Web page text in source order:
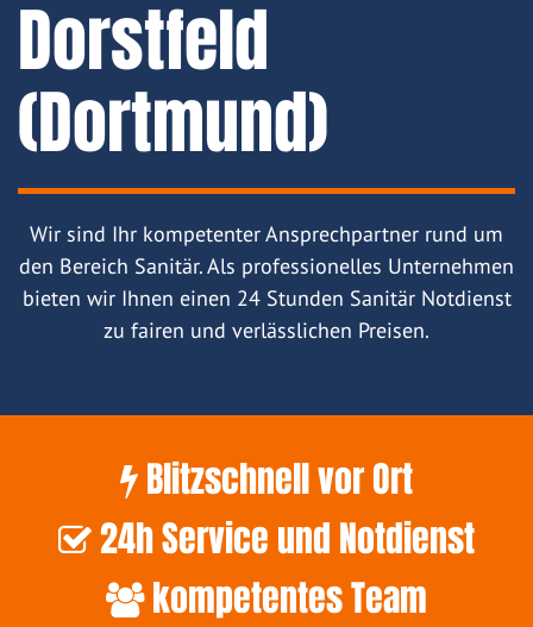
Dorstfeld
(Dortmund)
Wir sind Ihr kompetenter Ansprechpartner rund um
den Bereich Sanitär. Als professionelles Unternehmen
bieten wir Ihnen einen 24 Stunden Sanitär Notdienst
zu fairen und verlässlichen Preisen.
Blitzschnell vor Ort
24h Service und Notdienst
kompetentes Team